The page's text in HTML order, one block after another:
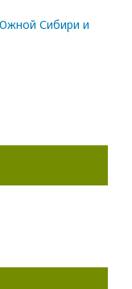
Сибири и